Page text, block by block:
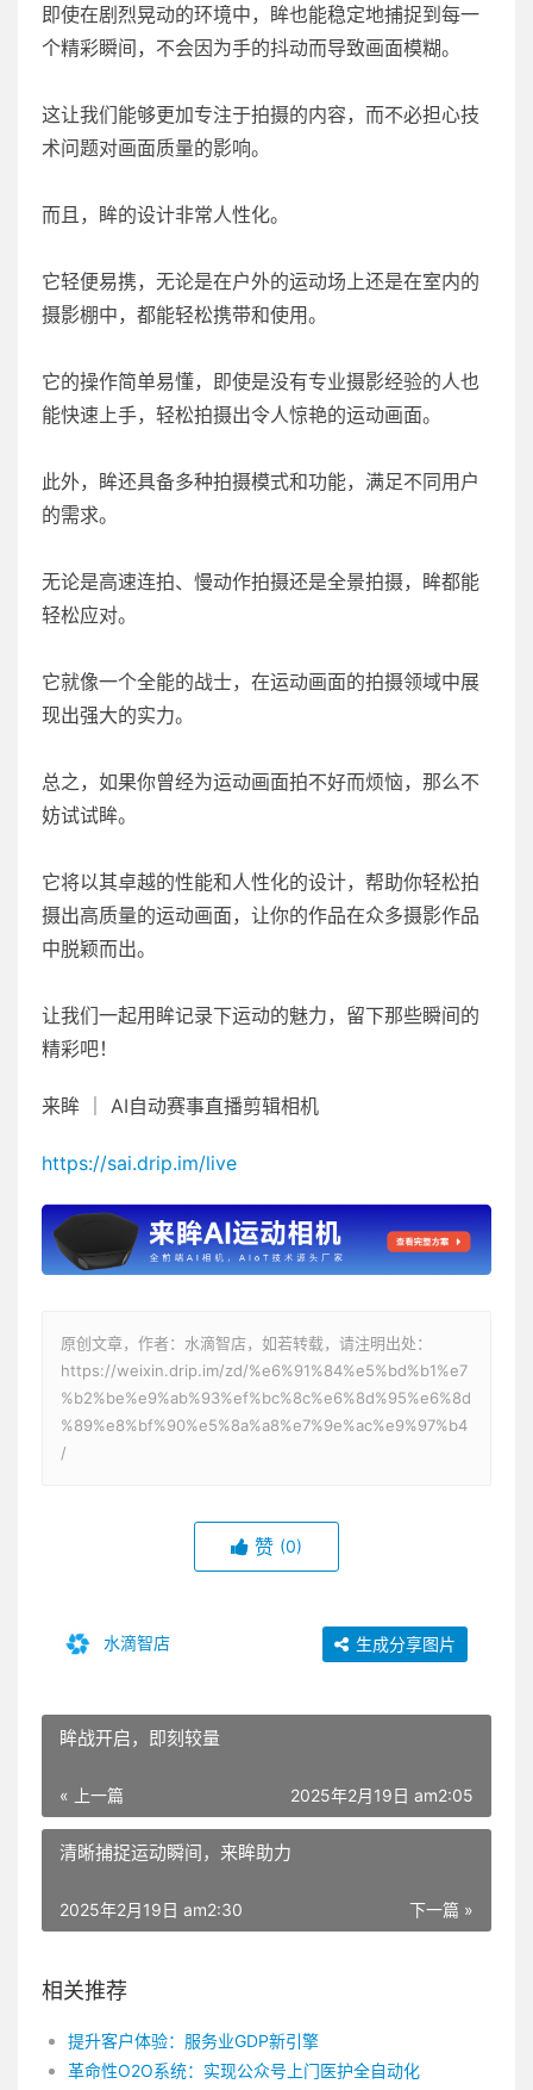
即使在剧烈晃动的环境中，眸也能稳定地捕捉到每一
个精彩瞬间，不会因为手的抖动而导致画面模糊。
这让我们能够更加专注于拍摄的内容，而不必担心技
术问题对画面质量的影响。
而且，眸的设计非常人性化。
它轻便易携，无论是在户外的运动场上还是在室内的
摄影棚中，都能轻松携带和使用。
它的操作简单易懂，即使是没有专业摄影经验的人也
能快速上手，轻松拍摄出令人惊艳的运动画面。
此外，眸还具备多种拍摄模式和功能，满足不同用户
的需求。
无论是高速连拍、慢动作拍摄还是全景拍摄，眸都能
轻松应对。
它就像一个全能的战士，在运动画面的拍摄领域中展
现出强大的实力。
总之，如果你曾经为运动画面拍不好而烦恼，那么不
妨试试眸。
它将以其卓越的性能和人性化的设计，帮助你轻松拍
摄出高质量的运动画面，让你的作品在众多摄影作品
中脱颖而出。
让我们一起用眸记录下运动的魅力，留下那些瞬间的
精彩吧！
来眸 ｜ AI自动赛事直播剪辑相机
https://sai.drip.im/live
原创文章，作者：水滴智店，如若转载，请注明出处：
https://weixin.drip.im/zd/%e6%91%84%e5%bd%b1%e7
%b2%be%e9%ab%93%ef%bc%8c%e6%8d%95%e6%8d
%89%e8%bf%90%e5%8a%a8%e7%9e%ac%e9%97%b4
/
赞 (0)
水滴智店 生成分享图片
眸战开启，即刻较量
« 上一篇 2025年2月19日 am2:05
清晰捕捉运动瞬间，来眸助力
下一篇 »
2025年2月19日 am2:30
相关推荐
提升客户体验：服务业GDP新引擎
革命性O2O系统：实现公众号上门医护全自动化